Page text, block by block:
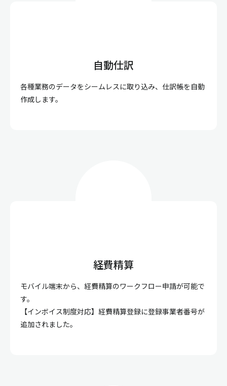
自動仕訳
各種業務のデータをシームレスに取り込み、仕訳帳を自動
作成します。
経費精算
モバイル端末から、経費精算のワークフロー申請が可能で
す。
【インボイス制度対応】経費精算登録に登録事業者番号が
追加されました。